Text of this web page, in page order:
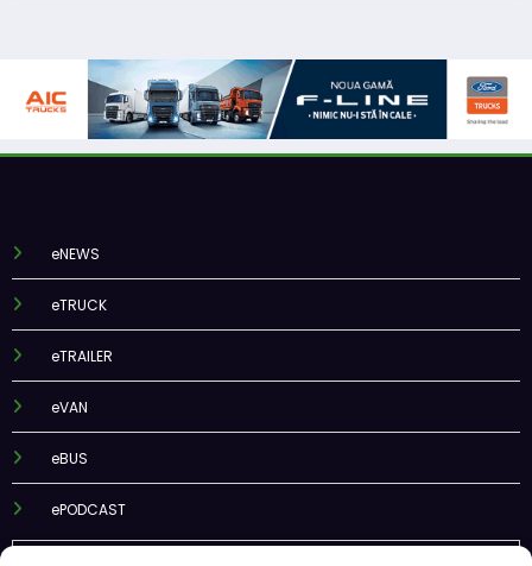
eNEWS
eTRUCK
eTRAILER
eVAN
eBUS
ePODCAST